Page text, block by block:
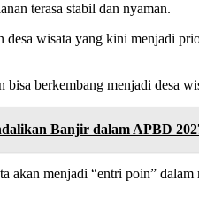
terasa stabil dan nyaman.
wisata yang kini menjadi
berkembang menjadi desa
Banjir dalam APBD
menjadi “entri poin”